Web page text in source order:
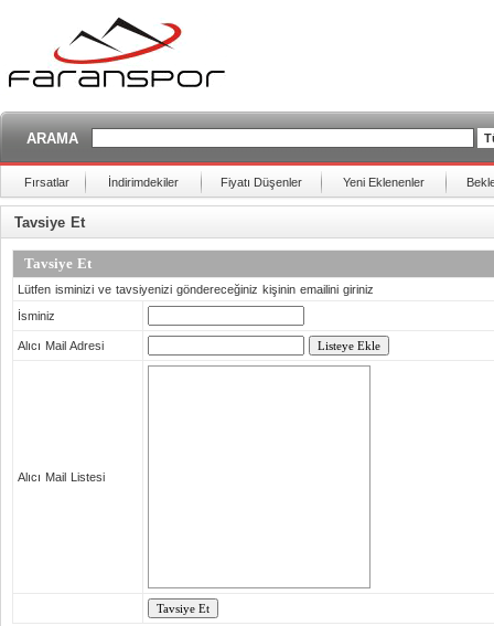
ARAMA
Fırsatlar İndirimdekiler Fiyatı Düşenler Yeni Eklenenler
Tavsiye Et
Tavsiye Et
Lütfen isminizi ve tavsiyenizi göndereceğiniz kişinin emailini giriniz
İsminiz
Alıcı Mail Adresi
Alıcı Mail Listesi